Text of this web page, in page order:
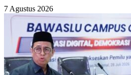
7 Agustus 2026